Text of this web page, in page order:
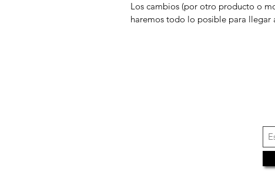
Los cambios (por otro producto o
haremos todo lo posible para llegar